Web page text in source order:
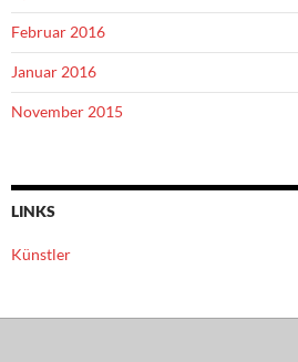
Februar 2016
Januar 2016
November 2015
LINKS
Künstler